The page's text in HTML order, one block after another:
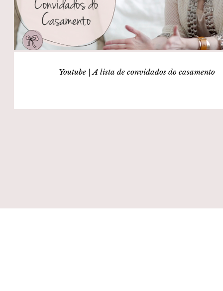
Youtube | A lista de convidados do casamento